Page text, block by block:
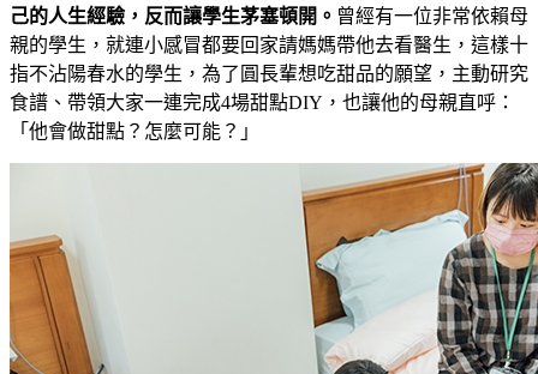
己的人生經驗，反而讓學生茅塞頓開。 曾經有一位非常依賴母
親的學生，就連小感冒都要回家請媽媽帶他去看醫生，這樣十
指不沾陽春水的學生，為了圓長輩想吃甜品的願望，主動研究
食譜、帶領大家一連完成4場甜點DIY，也讓他的母親直呼：
「他會做甜點？怎麼可能？」